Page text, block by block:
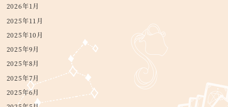
2026年1月
2025年11月
2025年10月
2025年9月
2025年8月
2025年7月
2025年6月